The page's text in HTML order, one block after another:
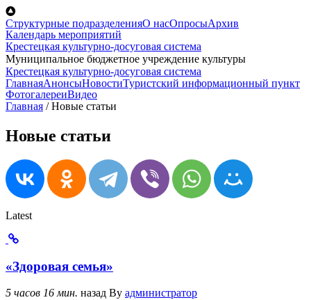
Перейти к основному содержанию
Структурные подразделенияО насОпросыАрхив
Календарь мероприятий
Крестецкая культурно-досуговая система
Муниципальное бюджетное учреждение культуры
Крестецкая культурно-досуговая система
ГлавнаяАнонсыНовостиТуристский информационный пункт
ФотогалереиВидео
Главная /Новые статьи
Новые статьи
Latest
«Здоровая семья»
5 часов 16 мин. назад By администратор